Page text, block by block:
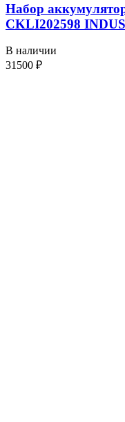
Набор
CKLI202598
В наличии
31500 ₽